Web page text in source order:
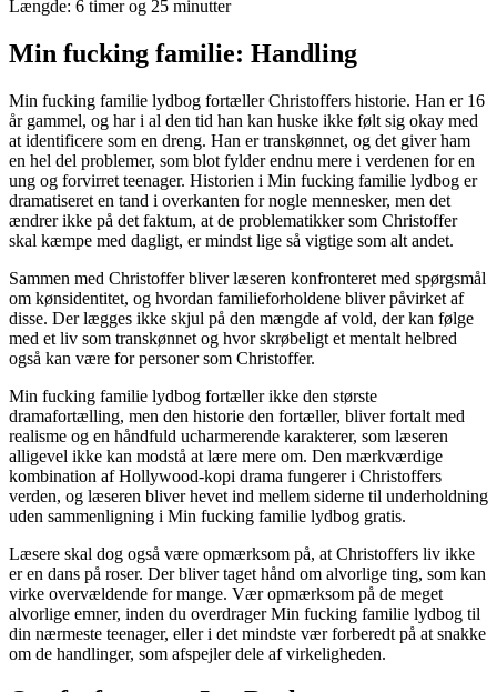
Længde: 6 timer og 25 minutter
Min fucking familie: Handling
Min fucking familie lydbog fortæller Christoffers historie. Han er 16
år gammel, og har i al den tid han kan huske ikke følt sig okay med
at identificere som en dreng. Han er transkønnet, og det giver ham
en hel del problemer, som blot fylder endnu mere i verdenen for en
ung og forvirret teenager. Historien i Min fucking familie lydbog er
dramatiseret en tand i overkanten for nogle mennesker, men det
ændrer ikke på det faktum, at de problematikker som Christoffer
skal kæmpe med dagligt, er mindst lige så vigtige som alt andet.
Sammen med Christoffer bliver læseren konfronteret med spørgsmål
om kønsidentitet, og hvordan familieforholdene bliver påvirket af
disse. Der lægges ikke skjul på den mængde af vold, der kan følge
med et liv som transkønnet og hvor skrøbeligt et mentalt helbred
også kan være for personer som Christoffer.
Min fucking familie lydbog fortæller ikke den største
dramafortælling, men den historie den fortæller, bliver fortalt med
realisme og en håndfuld ucharmerende karakterer, som læseren
alligevel ikke kan modstå at lære mere om. Den mærkværdige
kombination af Hollywood-kopi drama fungerer i Christoffers
verden, og læseren bliver hevet ind mellem siderne til underholdning
uden sammenligning i Min fucking familie lydbog gratis.
Læsere skal dog også være opmærksom på, at Christoffers liv ikke
er en dans på roser. Der bliver taget hånd om alvorlige ting, som kan
virke overvældende for mange. Vær opmærksom på de meget
alvorlige emner, inden du overdrager Min fucking familie lydbog til
din nærmeste teenager, eller i det mindste vær forberedt på at snakke
om de handlinger, som afspejler dele af virkeligheden.